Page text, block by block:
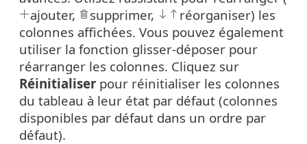
ajouter,
supprimer,
réorganiser) les
colonnes affichées. Vous pouvez également
utiliser la fonction glisser-déposer pour
réarranger les colonnes. Cliquez sur
Réinitialiser pour réinitialiser les colonnes
du tableau à leur état par défaut (colonnes
disponibles par défaut dans un ordre par
défaut).